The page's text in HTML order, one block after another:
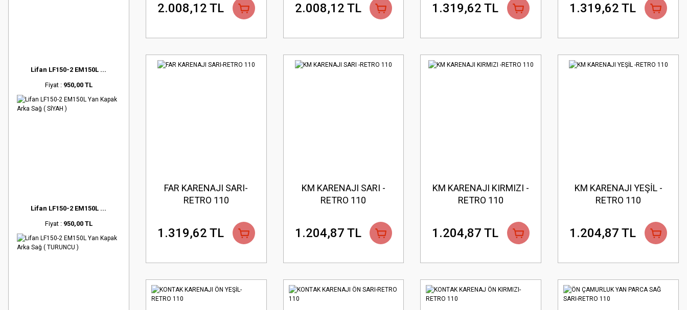
Lifan LF150-2 EM150L ...
Fiyat : 950,00 TL
Lifan LF150-2 EM150L ...
Fiyat : 950,00 TL
2.008,12 TL 2.008,12 TL 1.319,62 TL 1.319,62 TL
FAR KARENAJI SARI-
RETRO 110
1.319,62 TL
KM KARENAJI SARI -
RETRO 110
1.204,87 TL
KM KARENAJI KIRMIZI -
RETRO 110
1.204,87 TL
KM KARENAJI YEŞİL -
RETRO 110
1.204,87 TL